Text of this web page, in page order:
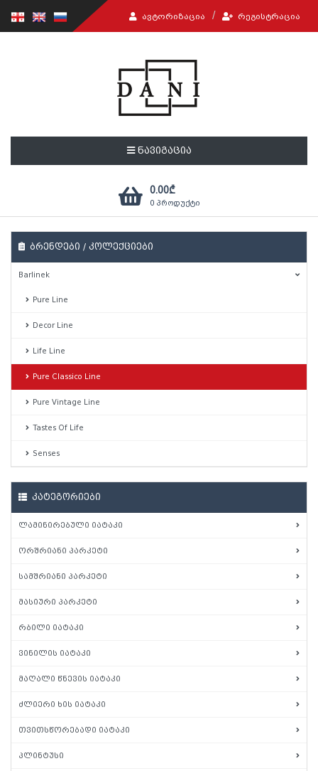
ᲐᲕᲢᲝᲠᲘᲖᲐᲪᲘᲐ ᲠᲔᲒᲘᲡᲢᲠᲐᲪᲘᲐ
ნავიგაცია
0.00₾
0პროდუქტი
ბრენდები / კოლექციები
Barlinek
Pure Line
Decor Line
Life Line
Pure Classico Line
Pure Vintage Line
Tastes Of Life
Senses
კატეგორიები
ლამინირებული იატაკი
ორშრიანი პარკეტი
სამშრიანი პარკეტი
მასიური პარკეტი
რბილი იატაკი
ვინილის იატაკი
მაღალი წნევის იატაკი
ძლიერი ხის იატაკი
თვითსწორებადი იატაკი
პლინტუსი